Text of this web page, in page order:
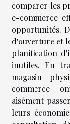
comparer les
e-commerce
opportunités.
d'ouverture et
planification
inutiles. En
magasin
commerce
aisément
leurs